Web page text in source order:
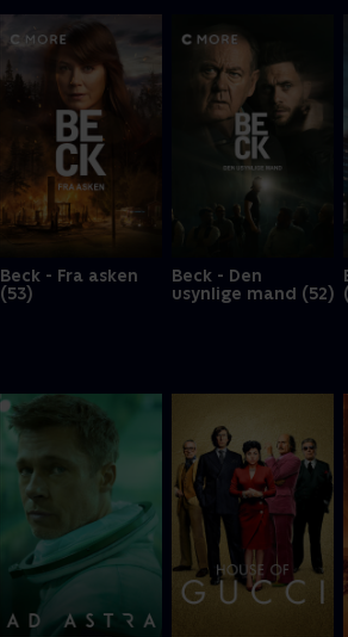
Beck - Fra asken
(53)
Beck - Den
usynlige mand (52)